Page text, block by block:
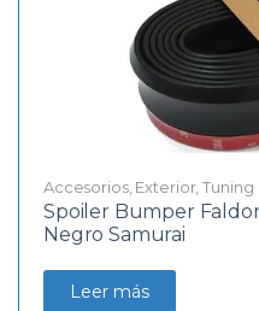
Accesorios, Exterior,Tuning
Spoiler Bumper
Negro Samurai
Leer más